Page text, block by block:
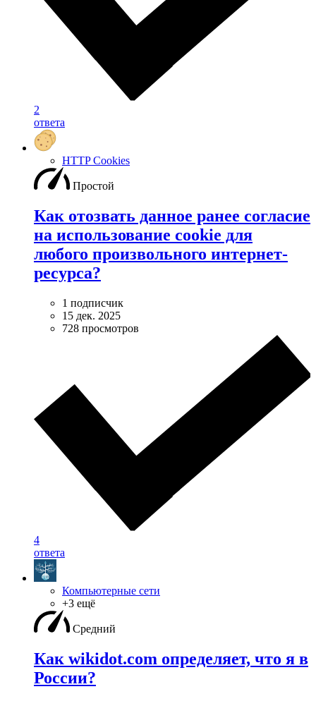
2
ответа
HTTP Cookies
Простой
Как отозвать данное ранее согласие
на использование cookie для
любого произвольного интернет-
ресурса?
1 подписчик
15 дек. 2025
728 просмотров
4
ответа
Компьютерные сети
+3 ещё
Средний
Как wikidot.com определяет, что я в
России?